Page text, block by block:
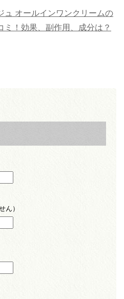
ュ オールインワンクリームの
ミ！効果、副作用、成分は？
ん）